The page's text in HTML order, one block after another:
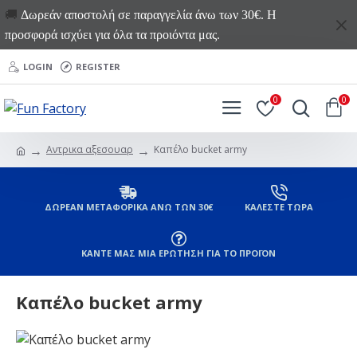
🚚 Δωρεάν αποστολή σε παραγγελία άνω των 30€. Η
προσφορά ισχύει για όλα τα προιόντα μας.
LOGIN REGISTER
0 0
Αντρικα αξεσουαρ Καπέλο bucket army
ΔΩΡΕΑΝ ΜΕΤΑΦΟΡΙΚΑ ΑΝΩ ΤΩΝ 30€ ΚΑΛΕΣΤΕ ΤΩΡΑ
ΚΑΝΤΕ ΜΑΣ ΜΙΑ ΕΡΩΤΗΣΗ ΓΙΑ ΤΟ ΠΡΟΪΟΝ
Καπέλο bucket army